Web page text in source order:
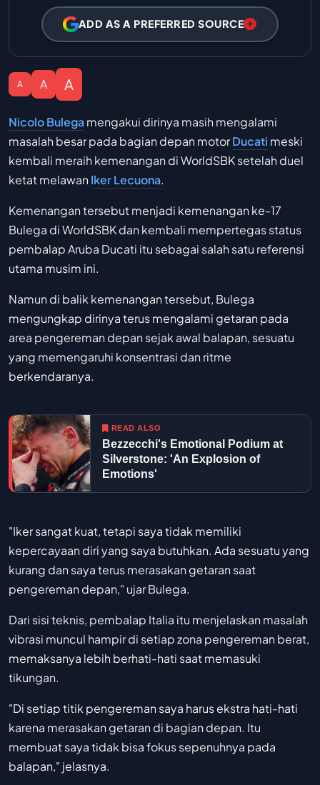
ADD AS A PREFERRED SOURCE
A A A
Nicolo Bulegamengakui dirinya masih mengalami
masalah besar pada bagian depan motorDucati meski
kembali meraih kemenangan di WorldSBK setelah duel
ketat melawanIker Lecuona.
Kemenangan tersebut menjadi kemenangan ke-17
Bulega di WorldSBK dan kembali mempertegas status
pembalap Aruba Ducati itu sebagai salah satu referensi
utama musim ini.
Namun di balik kemenangan tersebut, Bulega
mengungkap dirinya terus mengalami getaran pada
area pengereman depan sejak awal balapan, sesuatu
yang memengaruhi konsentrasi dan ritme
berkendaranya.
READ ALSO
Bezzecchi's Emotional Podium at
Silverstone: 'An Explosion of
Emotions'
"Iker sangat kuat, tetapi saya tidak memiliki
kepercayaan diri yang saya butuhkan. Ada sesuatu yang
kurang dan saya terus merasakan getaran saat
pengereman depan," ujar Bulega.
Dari sisi teknis, pembalap Italia itu menjelaskan masalah
vibrasi muncul hampir di setiap zona pengereman berat,
memaksanya lebih berhati-hati saat memasuki
tikungan.
"Di setiap titik pengereman saya harus ekstra hati-hati
karena merasakan getaran di bagian depan. Itu
membuat saya tidak bisa fokus sepenuhnya pada
balapan," jelasnya.